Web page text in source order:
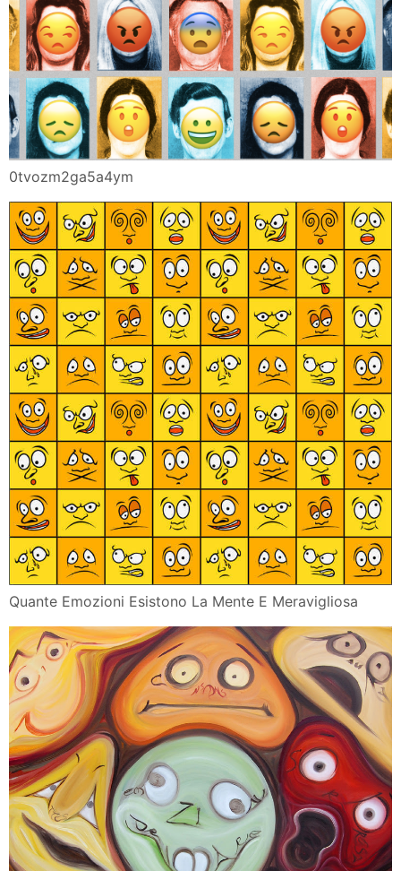
0tvozm2ga5a4ym
Quante Emozioni Esistono La Mente E Meravigliosa